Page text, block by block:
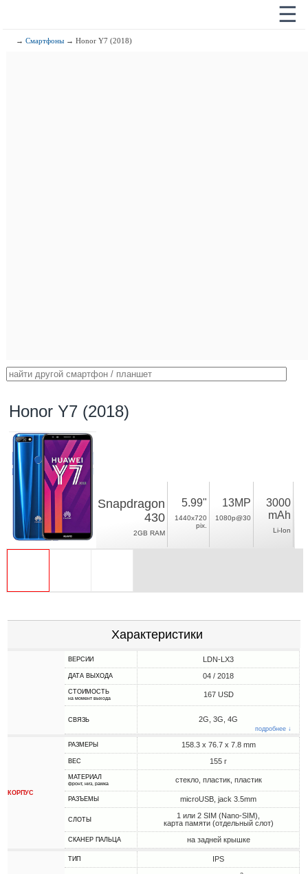
☰
→Смартфоны → Honor Y7 (2018)
Honor Y7 (2018)
Snapdragon
430
2GB RAM
5.99"
1440x720
pix.
13MP
1080p@30
3000
mAh
Li-Ion
Характеристики
ВЕРСИИ LDN-LX3
ДАТА ВЫХОДА 04 / 2018
СТОИМОСТЬ
на момент выхода 167 USD
СВЯЗЬ 2G, 3G, 4G
подробнее ↓
КОРПУС
РАЗМЕРЫ 158.3 x 76.7 x 7.8 mm
ВЕС 155 г
МАТЕРИАЛ
фронт, низ, рамка стекло, пластик, пластик
РАЗЪЕМЫ microUSB, jack 3.5mm
СЛОТЫ
1 или 2 SIM (Nano-SIM),
карта памяти (отдельный слот)
СКАНЕР ПАЛЬЦА на задней крышке
ТИП IPS